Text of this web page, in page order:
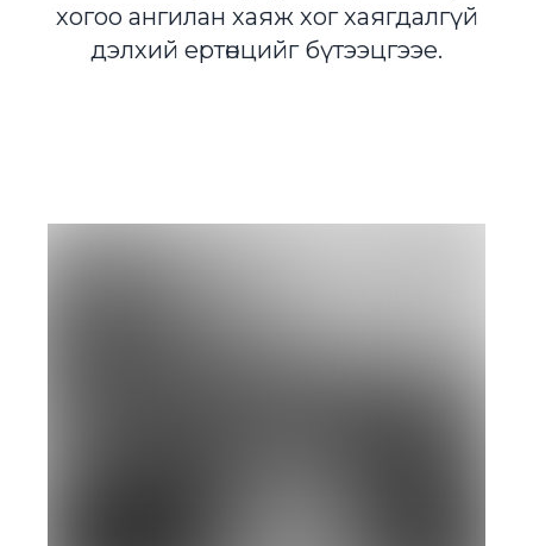
хогоо ангилан хаяж хог хаягдалгүй
дэлхий ертөнцийг бүтээцгээе.